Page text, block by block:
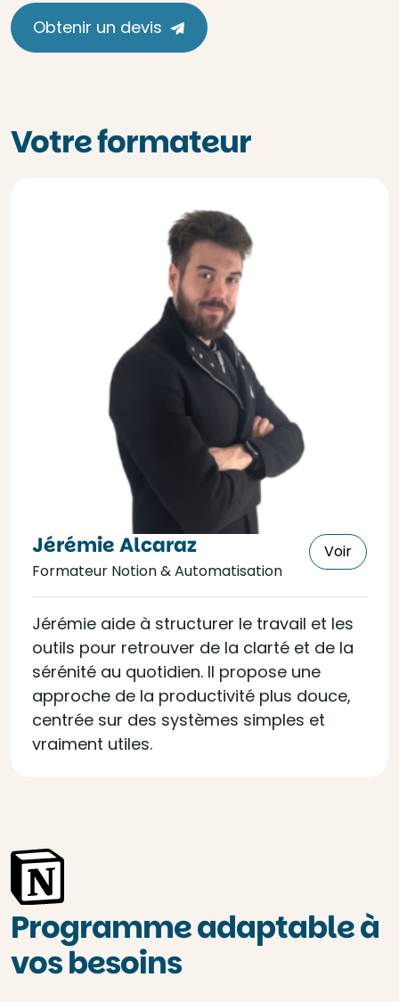
Obtenir un devis
Votre formateur
Jérémie Alcaraz
Formateur Notion & Automatisation
Voir
Jérémie aide à structurer le travail et les
outils pour retrouver de la clarté et de la
sérénité au quotidien. Il propose une
approche de la productivité plus douce,
centrée sur des systèmes simples et
vraiment utiles.
Programme adaptable à
vos besoins